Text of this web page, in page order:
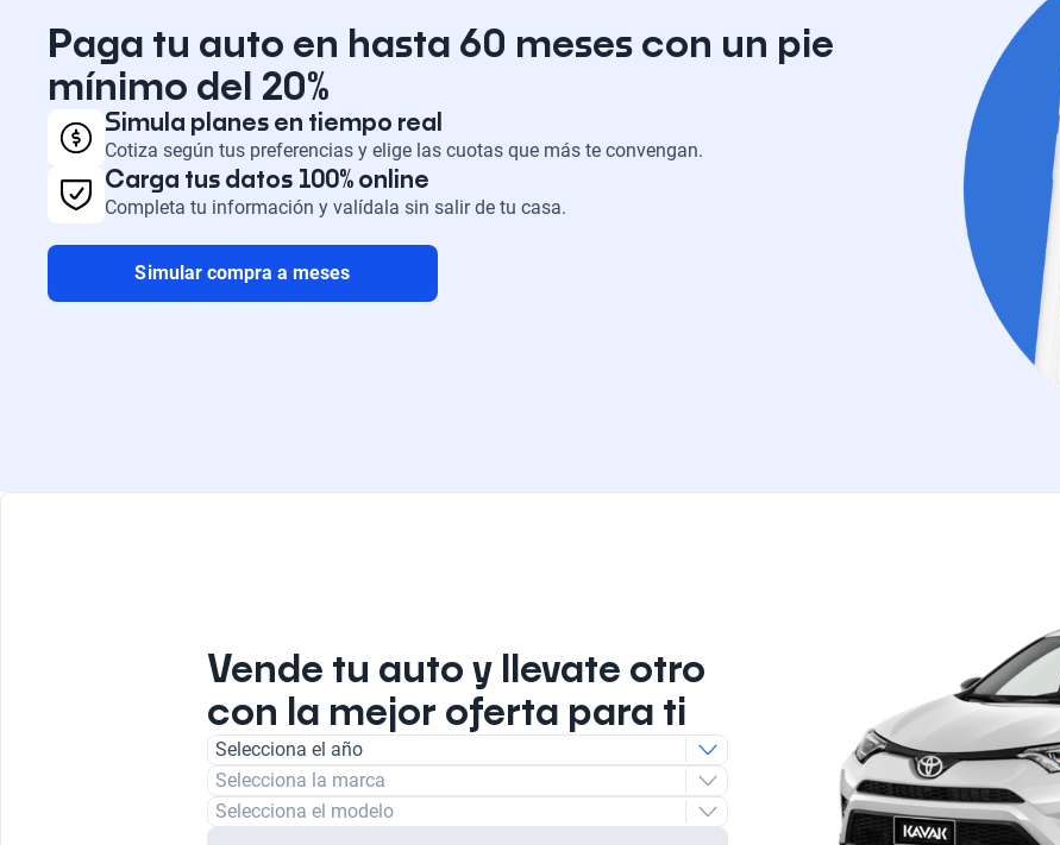
Paga tu auto en hasta 60 meses con un pie
mínimo del 20%
Simula planes en tiempo real
Cotiza según tus preferencias y elige las cuotas que más te convengan.
Carga tus datos 100% online
Completa tu información y valídala sin salir de tu casa.
Simular compra a meses
Vende tu auto y llevate otro
con la mejor oferta para ti
Selecciona el año
Selecciona la marca
Selecciona el modelo